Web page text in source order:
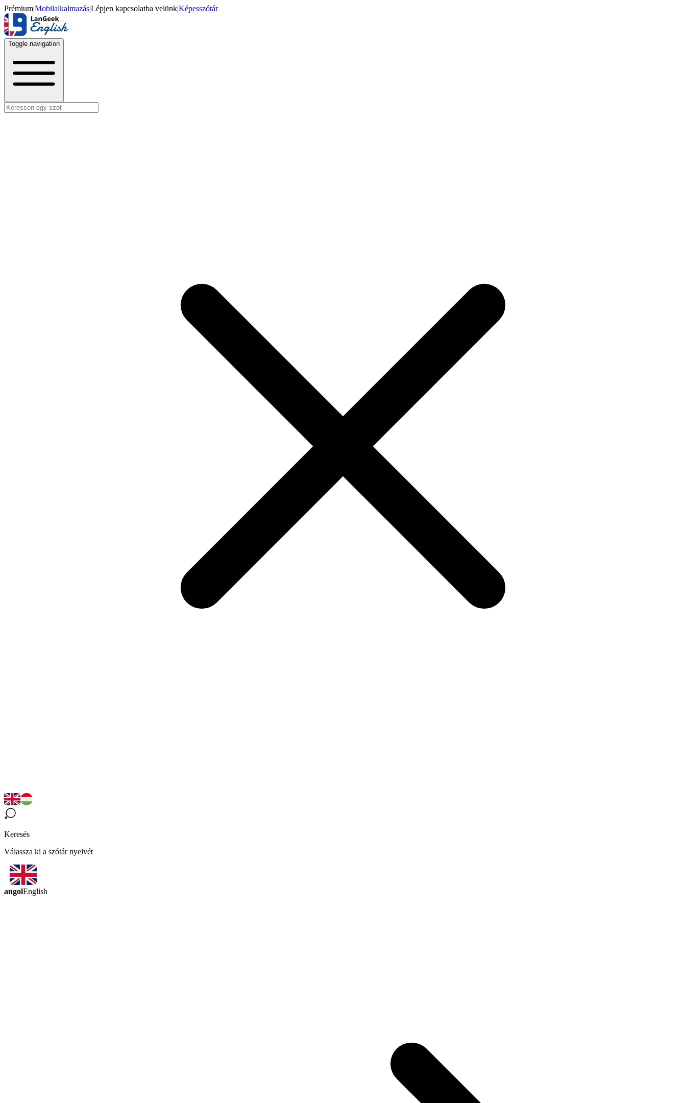
Prémium|Mobilalkalmazás|Lépjen kapcsolatba velünk|Képesszótár
Toggle navigation
Keresés
Válassza ki a szótár nyelvét
angolEnglish